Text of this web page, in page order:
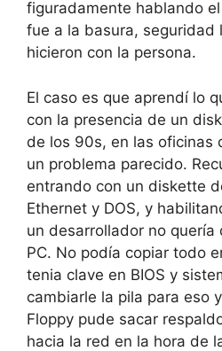
figuradamente hablando
fue a la basura, seguridad
hicieron con la persona.
El caso es que aprendí lo
con la presencia de un
de los 90s, en las oficinas
un problema parecido.
entrando con un diskette
Ethernet y DOS, y
un desarrollador no quería
PC. No podía copiar todo
tenia clave en BIOS y
cambiarle la pila para eso
Floppy pude sacar
hacia la red en la hora de